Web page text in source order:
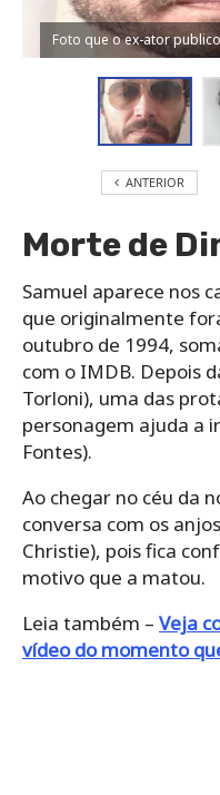
Foto que o ex-ator
ANTERIOR
Morte de
Samuel aparece nos
que originalmente
outubro de 1994,
com o IMDB. Depois
Torloni), uma das
personagem ajuda a
Fontes).
Ao chegar no céu da
conversa com os
Christie), pois fica
motivo que a matou.
Leia também – Veja
vídeo do momento